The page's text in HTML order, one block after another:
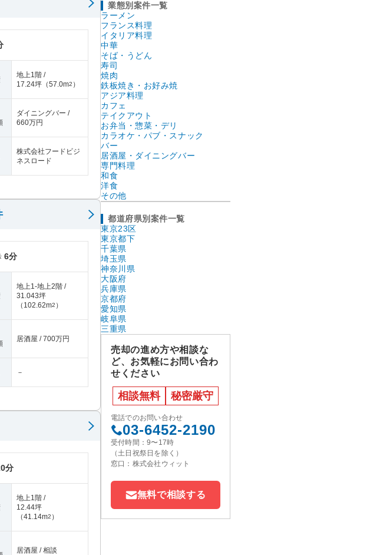
地上1階 /
17.24坪 （57.0m2 ）
ダイニングバー /
660万円
株式会社フードビジ
ネスロード
6分
地上1-地上2階 /
31.043坪
（ 102.62m2 ）
居酒屋 / 700万円
－
分
地上1階 /
12.44坪
（41.14m2 ）
居酒屋 / 相談
業態別案件一覧
ラーメン
フランス料理
イタリア料理
中華
そば・うどん
寿司
焼肉
鉄板焼き・お好み焼
アジア料理
カフェ
テイクアウト
お弁当・惣菜・デリ
カラオケ・パブ・スナック
バー
居酒屋・ダイニングバー
専門料理
和食
洋食
その他
都道府県別案件一覧
東京23区
東京都下
千葉県
埼玉県
神奈川県
大阪府
兵庫県
京都府
愛知県
岐阜県
三重県
売却の進め方や相談な
ど、お気軽にお問い合わ
せください
相談無料 秘密厳守
電話でのお問い合わせ
03-6452-2190
受付時間：9〜17時
（土日祝祭日を除く）
窓口：株式会社ウィット
無料で相談する